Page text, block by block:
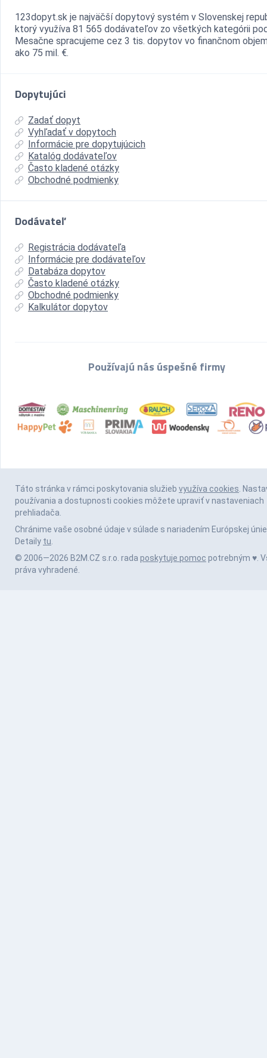
123dopyt.sk je najväčší dopytový systém v Slovenskej
ktorý využíva 81 565 dodávateľov zo všetkých kategórii
Mesačne spracujeme cez 3 tis. dopytov vo finančnom
ako 75 mil. €.
Dopytujúci
Zadať dopyt
Vyhľadať v dopytoch
Informácie pre dopytujúcich
Katalóg dodávateľov
Často kladené otázky
Obchodné podmienky
Dodávateľ
Registrácia dodávateľa
Informácie pre dodávateľov
Databáza dopytov
Často kladené otázky
Obchodné podmienky
Kalkulátor dopytov
Používajú nás úspešné firmy
Táto stránka v rámci poskytovania služieb využíva cookies.
používania a dostupnosti cookies môžete upraviť v nastaveniach
prehliadača.
Chránime vaše osobné údaje v súlade s nariadením Európskej únie
Detaily tu.
© 2006—2026 B2M.CZ s.r.o. rada poskytuje pomoc potrebným ♥️.
práva vyhradené.